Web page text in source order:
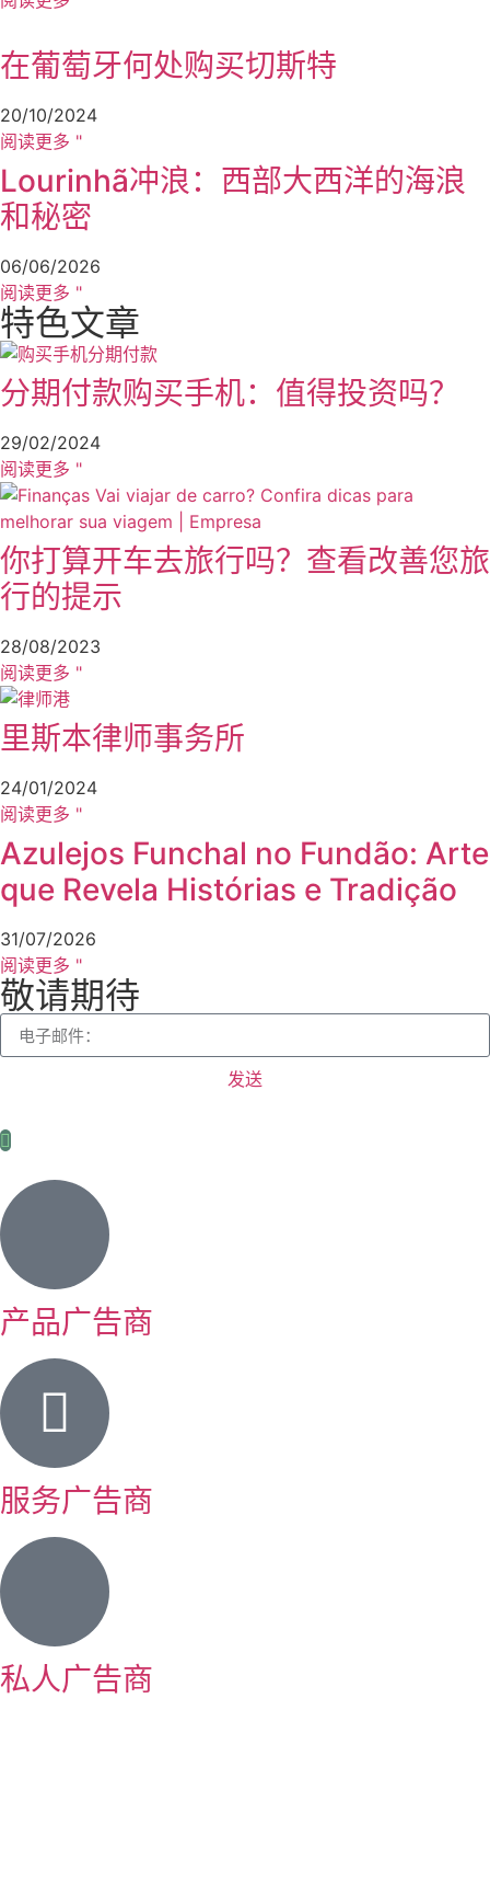
在葡萄牙何处购买切斯特
20/10/2024
阅读更多 "
Lourinhã冲浪：西部大西洋的海浪
和秘密
06/06/2026
阅读更多 "
特色文章
分期付款购买手机：值得投资吗？
29/02/2024
阅读更多 "
你打算开车去旅行吗？查看改善您旅
行的提示
28/08/2023
阅读更多 "
里斯本律师事务所
24/01/2024
阅读更多 "
Azulejos Funchal no Fundão: Arte
que Revela Histórias e Tradição
31/07/2026
阅读更多 "
敬请期待
发送
产品广告商
服务广告商
私人广告商